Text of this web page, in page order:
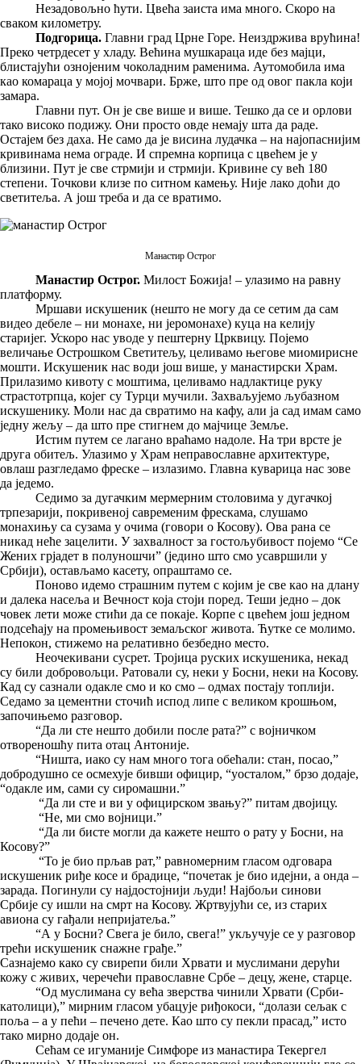
Незадовољно ћути. Цвећа заиста има много. Скоро на
сваком километру.
Подгорица. Главни град Црне Горе. Неиздржива врућина!
Преко четрдесет у хладу. Већина мушкараца иде без мајци,
блистајући ознојеним чоколадним раменима. Аутомобила има
као комараца у мојој мочвари. Брже, што пре од овог пакла који
замара.
Главни пут. Он је све више и више. Тешко да се и орлови
тако високо подижу. Они просто овде немају шта да раде.
Остајем без даха. Не само да је висина лудачка – на најопаснијим
кривинама нема ограде. И спремна корпица с цвећем је у
близини. Пут је све стрмији и стрмији. Кривине су већ 180
степени. Точкови клизе по ситном камењу. Није лако доћи до
светитеља. А још треба и да се вратимо.
Манастир Острог
Манастир Острог. Милост Божија! – улазимо на равну
платформу.
Мршави искушеник (нешто не могу да се сетим да сам
видео дебеле – ни монахе, ни јеромонахе) куца на келију
старијег. Ускоро нас уводе у пештерну Црквицу. Појемо
величање Острошком Светитељу, целивамо његове миомирисне
мошти. Искушеник нас води још више, у манастирски Храм.
Прилазимо кивоту с моштима, целивамо надлактице руку
страстотрпца, којег су Турци мучили. Захваљујемо љубазном
искушенику. Моли нас да свратимо на кафу, али ја сад имам само
једну жељу – да што пре стигнем до мајчице Земље.
Истим путем се лагано враћамо надоле. На три врсте је
друга обитељ. Улазимо у Храм неправославне архитектуре,
овлаш разгледамо фреске – излазимо. Главна куварица нас зове
да једемо.
Седимо за дугачким мермерним столовима у дугачкој
трпезарији, покривеној савременим фрескама, слушамо
монахињу са сузама у очима (говори о Косову). Ова рана се
никад неће зацелити. У захвалност за гостољубивост појемо “Се
Жених грјадет в полуношчи” (једино што смо усавршили у
Србији), остављамо касету, опраштамо се.
Поново идемо страшним путем с којим је све као на длану
и далека насеља и Вечност која стоји поред. Теши једно – док
човек лети може стићи да се покаје. Корпе с цвећем још једном
подсећају на промењивост земаљског живота. Ћутке се молимо.
Непокон, стижемо на релативно безбедно место.
Неочекивани сусрет. Тројица руских искушеника, некад
су били добровољци. Ратовали су, неки у Босни, неки на Косову.
Кад су сазнали одакле смо и ко смо – одмах постају топлији.
Седамо за цементни сточић испод липе с великом крошњом,
започињемо разговор.
“Да ли сте нешто добили после рата?” с војничком
отвореношћу пита отац Антоније.
“Ништа, иако су нам много тога обећали: стан, посао,”
добродушно се осмехује бивши официр, “уосталом,” брзо додаје,
“одакле им, сами су сиромашни.”
“Да ли сте и ви у официрском звању?” питам двојицу.
“Не, ми смо војници.”
“Да ли бисте могли да кажете нешто о рату у Босни, на
Косову?”
“То је био прљав рат,” равномерним гласом одговара
искушеник риђе косе и брадице, “почетак је био идејни, а онда –
зарада. Погинули су најдостојнији људи! Најбољи синови
Србије су ишли на смрт на Косову. Жртвујући се, из старих
авиона су гађали непријатеља.”
“А у Босни? Свега је било, свега!” укључује се у разговор
трећи искушеник снажне грађе.”
Сазнајемо како су свирепи били Хрвати и муслимани дерући
кожу с живих, черечећи православне Србе – децу, жене, старце.
“Од муслимана су већа зверства чинили Хрвати (Срби-
католици),” мирним гласом убацује риђокоси, “долази сељак с
поља – а у пећи – печено дете. Као што су пекли прасад,” исто
тако мирно додаје он.
Сећам се игуманије Симфоре из манастира Текергел